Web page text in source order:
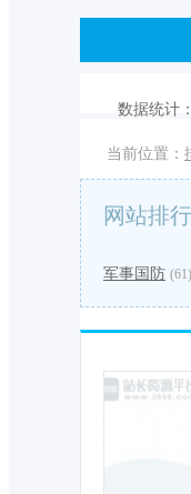
数据统计：
当前位置：
网站排行
军事国防 (61)